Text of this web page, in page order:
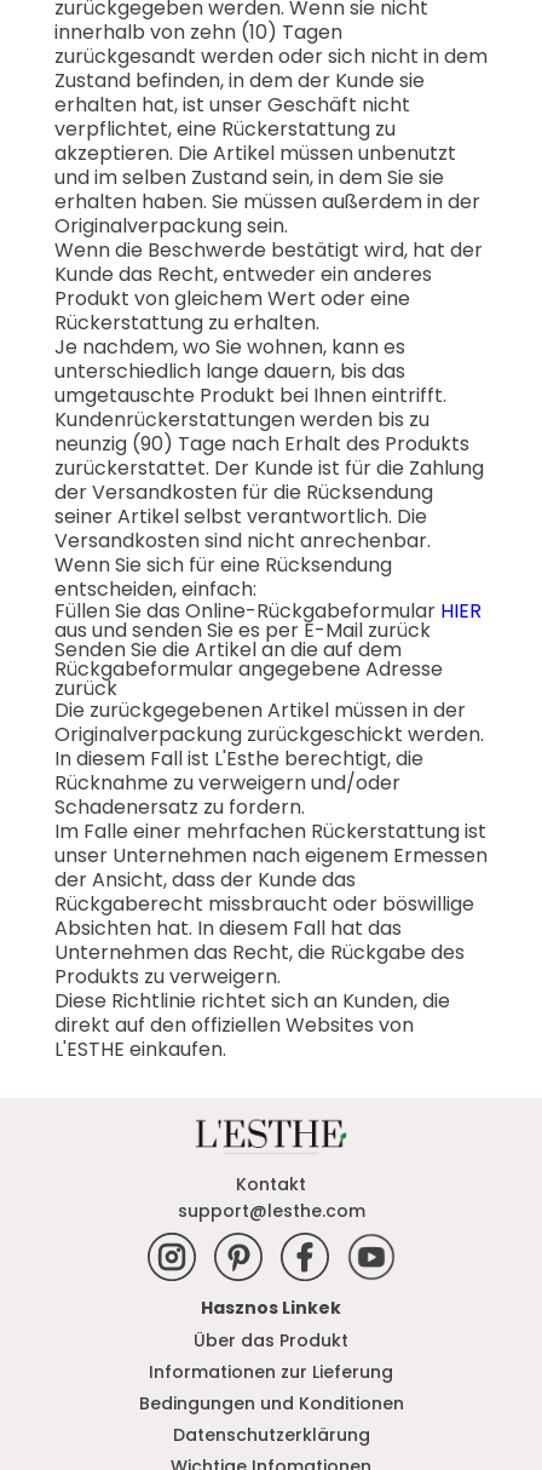
zurückgegeben werden. Wenn sie nicht
innerhalb von zehn (10) Tagen
zurückgesandt werden oder sich nicht in dem
Zustand befinden, in dem der Kunde sie
erhalten hat, ist unser Geschäft nicht
verpflichtet, eine Rückerstattung zu
akzeptieren. Die Artikel müssen unbenutzt
und im selben Zustand sein, in dem Sie sie
erhalten haben. Sie müssen außerdem in der
Originalverpackung sein.
Wenn die Beschwerde bestätigt wird, hat der
Kunde das Recht, entweder ein anderes
Produkt von gleichem Wert oder eine
Rückerstattung zu erhalten.
Je nachdem, wo Sie wohnen, kann es
unterschiedlich lange dauern, bis das
umgetauschte Produkt bei Ihnen eintrifft.
Kundenrückerstattungen werden bis zu
neunzig (90) Tage nach Erhalt des Produkts
zurückerstattet. Der Kunde ist für die Zahlung
der Versandkosten für die Rücksendung
seiner Artikel selbst verantwortlich. Die
Versandkosten sind nicht anrechenbar.
Wenn Sie sich für eine Rücksendung
entscheiden, einfach:
Füllen Sie das Online-Rückgabeformular HIER
aus und senden Sie es per E-Mail zurück
Senden Sie die Artikel an die auf dem
Rückgabeformular angegebene Adresse
zurück
Die zurückgegebenen Artikel müssen in der
Originalverpackung zurückgeschickt werden.
In diesem Fall ist L'Esthe berechtigt, die
Rücknahme zu verweigern und/oder
Schadenersatz zu fordern.
Im Falle einer mehrfachen Rückerstattung ist
unser Unternehmen nach eigenem Ermessen
der Ansicht, dass der Kunde das
Rückgaberecht missbraucht oder böswillige
Absichten hat. In diesem Fall hat das
Unternehmen das Recht, die Rückgabe des
Produkts zu verweigern.
Diese Richtlinie richtet sich an Kunden, die
direkt auf den offiziellen Websites von
L'ESTHE einkaufen.
Kontakt
support@lesthe.com
Hasznos Linkek
Über das Produkt
Informationen zur Lieferung
Bedingungen und Konditionen
Datenschutzerklärung